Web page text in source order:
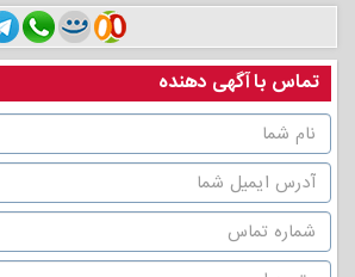
تماس با آگهی دهنده